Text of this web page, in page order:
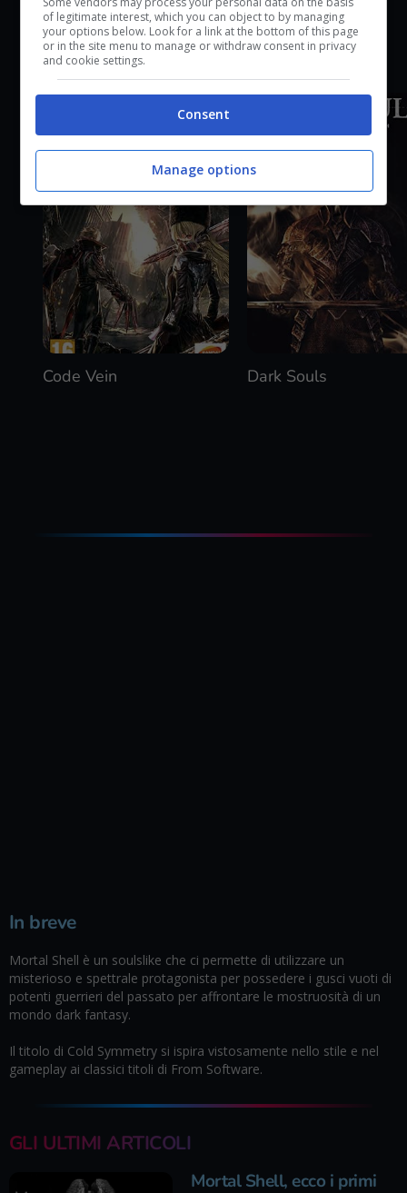
GIOCHI SIMILI
Code Vein Dark Souls
In breve
Mortal Shell è un soulslike che ci permette di utilizzare un
misterioso e spettrale protagonista per possedere i gusci vuoti di
potenti guerrieri del passato per affrontare le mostruosità di un
mondo dark fantasy.
Il titolo di Cold Symmetry si ispira vistosamente nello stile e nel
gameplay ai classici titoli di From Software.
GLI ULTIMI ARTICOLI
Mortal Shell, ecco i primi
of legitimate interest, which you can object to by managing
your options below. Look for a link at the bottom of this page
or in the site menu to manage or withdraw consent in privacy
and cookie settings.
Consent
Manage options